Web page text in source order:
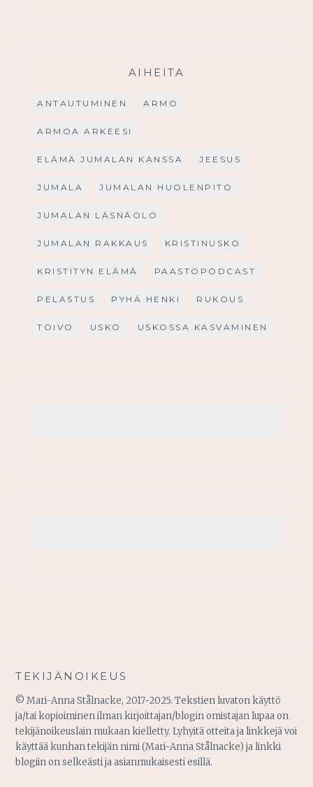
AIHEITA
ANTAUTUMINEN ARMO
ARMOA ARKEESI
ELÄMÄ JUMALAN KANSSA JEESUS
JUMALA JUMALAN HUOLENPITO
JUMALAN LÄSNÄOLO
JUMALAN RAKKAUS KRISTINUSKO
KRISTITYN ELÄMÄ PAASTOPODCAST
PELASTUS PYHÄ HENKI RUKOUS
TOIVO USKO USKOSSA KASVAMINEN
TEKIJÄNOIKEUS
© Mari-Anna Stålnacke, 2017-2025. Tekstien luvaton käyttö
ja/tai kopioiminen ilman kirjoittajan/blogin omistajan lupaa on
tekijänoikeuslain mukaan kielletty. Lyhyitä otteita ja linkkejä voi
käyttää kunhan tekijän nimi (Mari-Anna Stålnacke) ja linkki
blogiin on selkeästi ja asianmukaisesti esillä.